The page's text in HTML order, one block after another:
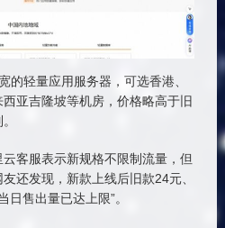
的轻量应用服务器，可选香港、
亚吉隆坡等机房，价格略高于旧
客服表示新规格不限制流量，但
还发现，新款上线后旧款24元、
日售出量已达上限”。